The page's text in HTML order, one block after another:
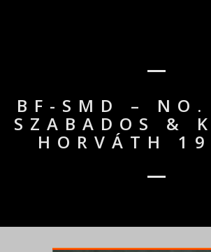
BF-SMD –
SZABADOS &
HORVÁTH